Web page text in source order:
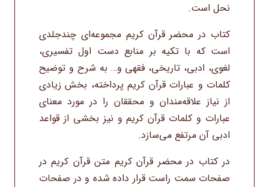
نحل است.
کتاب در محضر قرآن کریم مجموعه‌ای چندجلدی
است که با تکیه بر منابع دست اول تفسیری،
لغوی، ادبی، تاریخی، فقهی و… به شرح و توضیح
کلمات و عبارات قرآن کریم پرداخته، بخش زیادی
از نیاز علاقه‌مندان و محققان را در مورد معنای
عبارات و کلمات قرآن کریم و نیز بخشی از قواعد
ادبی آن مرتفع می‌سازد.
در کتاب در محضر قرآن کریم متن قرآن کریم در
صفحات سمت راست قرار داده شده و در صفحات